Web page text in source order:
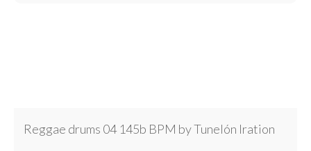
Reggae drums 04 145b BPM by Tunelón Iration